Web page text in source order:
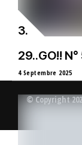
29..GO!! N°
4 Septembre 2025
© Copyright